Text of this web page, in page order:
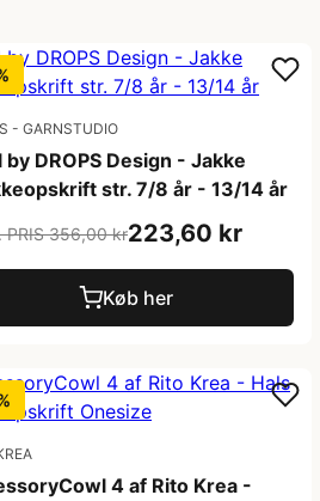
- GARNSTUDIO
DROPS Design - Jakke
str. 7/8 år - 13/14 år
PRIS 356,00 kr223,60 kr
Køb her
4 af Rito Krea -